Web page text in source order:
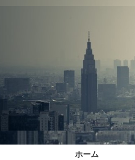
ホーム